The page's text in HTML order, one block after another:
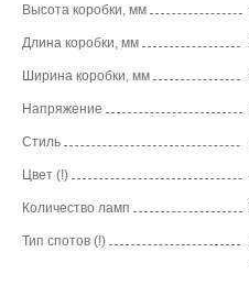
Высота коробки, мм
Длина коробки, мм
Ширина коробки, мм
Напряжение
Стиль
Цвет (!)
Количество ламп
Тип спотов (!)